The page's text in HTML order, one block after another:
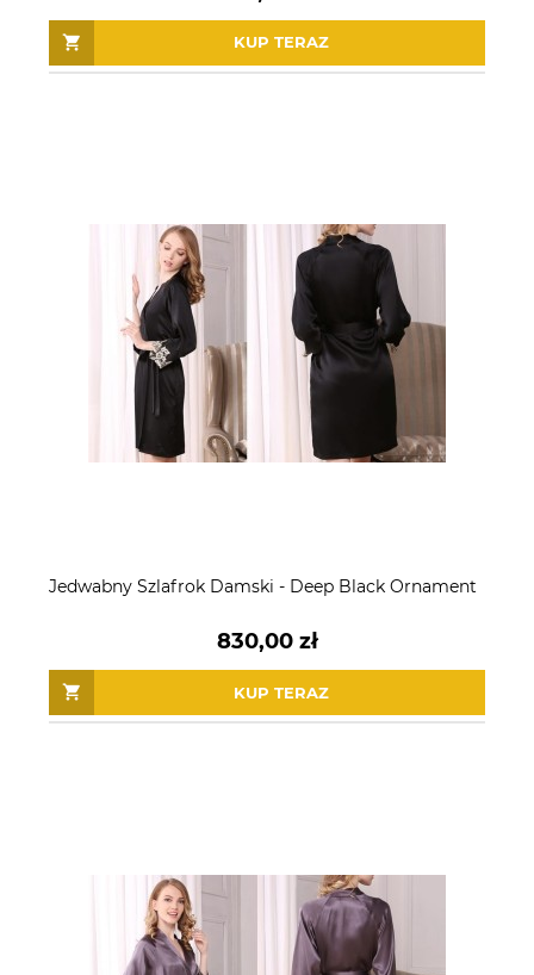
KUP TERAZ
Jedwabny Szlafrok Damski - Deep Black Ornament
830,00 zł
KUP TERAZ